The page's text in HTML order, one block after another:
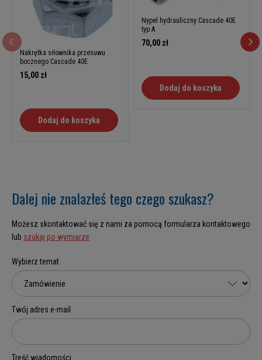
Nakrętka siłownika przesuwu
bocznego Cascade 40E
15,00 zł
Dodaj do koszyka
Nypel hydrauliczny Cascade 40E
typ A
70,00 zł
Dodaj do koszyka
Dalej nie znalazłeś tego czego szukasz?
Możesz skontaktować się z nami za pomocą formularza kontaktowego
lub szukaj po wymiarze